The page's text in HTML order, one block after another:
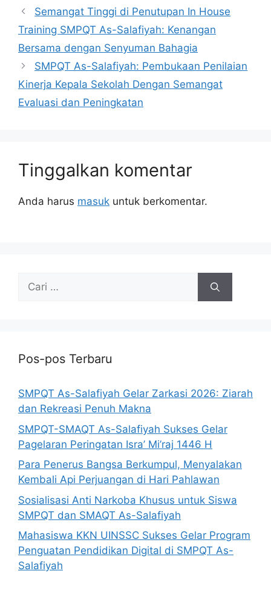
Semangat Tinggi di Penutupan In House
Training SMPQT As-Salafiyah: Kenangan
Bersama dengan Senyuman Bahagia
SMPQT As-Salafiyah: Pembukaan Penilaian
Kinerja Kepala Sekolah Dengan Semangat
Evaluasi dan Peningkatan
Tinggalkan komentar
Anda harus masuk untuk berkomentar.
Pos-pos Terbaru
SMPQT As-Salafiyah Gelar Zarkasi 2026: Ziarah
dan Rekreasi Penuh Makna
SMPQT-SMAQT As-Salafiyah Sukses Gelar
Pagelaran Peringatan Isra’ Mi’raj 1446 H
Para Penerus Bangsa Berkumpul, Menyalakan
Kembali Api Perjuangan di Hari Pahlawan
Sosialisasi Anti Narkoba Khusus untuk Siswa
SMPQT dan SMAQT As-Salafiyah
Mahasiswa KKN UINSSC Sukses Gelar Program
Penguatan Pendidikan Digital di SMPQT As-
Salafiyah